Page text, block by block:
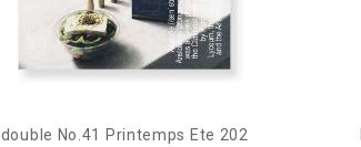
double No.41 Printemps Ete 202